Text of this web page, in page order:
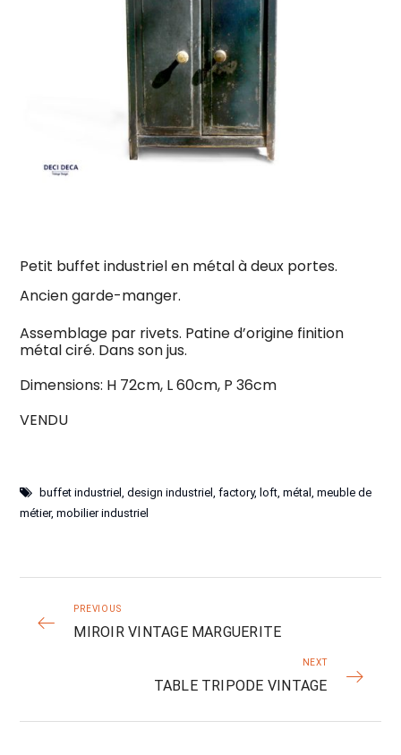
Petit buffet industriel en métal à deux portes.
Ancien garde-manger.
Assemblage par rivets. Patine d’origine finition
métal ciré. Dans son jus.
Dimensions: H 72cm, L 60cm, P 36cm
VENDU
buffet industriel,design industriel,factory, loft,métal,meuble de
métier,mobilier industriel
PREVIOUS
MIROIR VINTAGE MARGUERITE
NEXT
TABLE TRIPODE VINTAGE